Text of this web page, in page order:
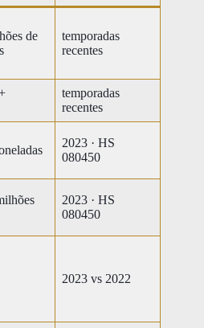
de
temporadas
recentes
temporadas
recentes
2023 · HS
080450
2023 · HS
080450
2023 vs 2022